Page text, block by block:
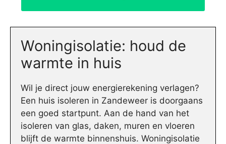
Woningisolatie: houd de
warmte in huis
Wil je direct jouw energierekening verlagen?
Een huis isoleren in Zandeweer is doorgaans
een goed startpunt. Aan de hand van het
isoleren van glas, daken, muren en vloeren
blijft de warmte binnenshuis. Woningisolatie